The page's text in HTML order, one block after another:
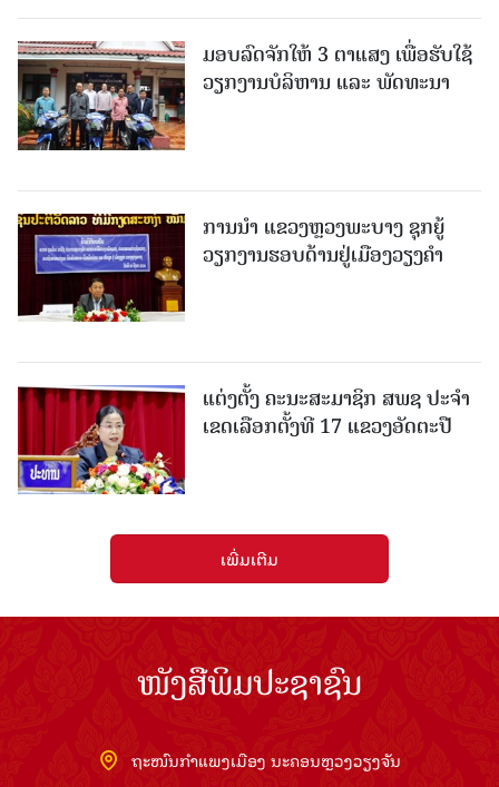
ມອບລົດຈັກໃຫ້ 3 ຕາແສງ ເພື່ອຮັບໃຊ້
ວຽກງານບໍລິຫານ ແລະ ພັດທະນາ
ການນຳ ແຂວງຫຼວງພະບາງ ຊຸກຍູ້
ວຽກງານຮອບດ້ານຢູ່ເມືອງວຽງຄໍາ
ແຕ່ງຕັ້ງ ຄະນະສະມາຊິກ ສພຊ ປະຈຳ
ເຂດເລືອກຕັ້ງທີ 17 ແຂວງອັດຕະປື
ເພີ່ມເຕີມ
ໜັງສືພິມປະຊາຊົນ
ຖະໜົນກຳແພງເມືອງ ນະຄອນຫຼວງວຽງຈັນ